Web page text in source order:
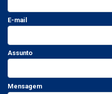
E-mail
Assunto
Mensagem